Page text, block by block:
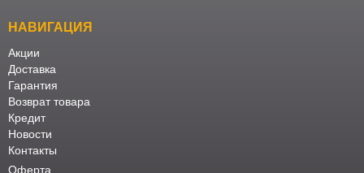
НАВИГАЦИЯ
Акции
Доставка
Гарантия
Возврат товара
Кредит
Новости
Контакты
Оферта